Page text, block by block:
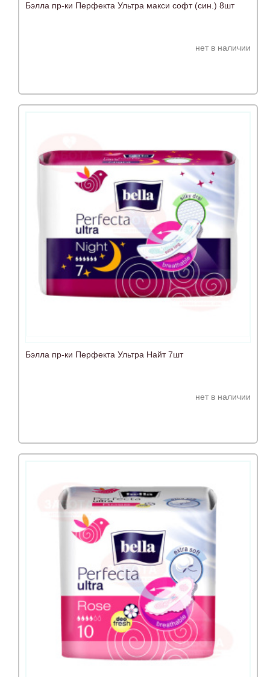
Бэлла пр-ки Перфекта Ультра макси софт (син.) 8шт
нет в наличии
Бэлла пр-ки Перфекта Ультра Найт 7шт
нет в наличии